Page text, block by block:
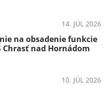
14. JÚL 2026
na obsadenie funkcie
nad Hornádom
10. JÚL 2026